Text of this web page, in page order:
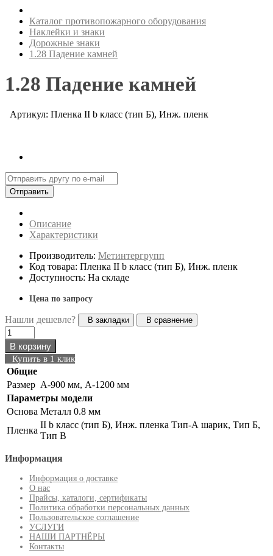
Каталог противопожарного оборудования
Наклейки и знаки
Дорожные знаки
1.28 Падение камней
1.28 Падение камней
Артикул: Пленка II b класс (тип Б), Инж. пленк
Отправить
Описание
Характеристики
Производитель: Метинтергрупп
Код товара: Пленка II b класс (тип Б), Инж. пленк
Доступность: На складе
Цена по запросу
Нашли дешевле? В закладки В сравнение
В корзину
Купить в 1 клик
Общие
Размер A-900 мм, А-1200 мм
Параметры модели
Основа Металл 0.8 мм
Пленка
II b класс (тип Б), Инж. пленка Тип-А шарик, Тип Б,
Тип В
Информация
Информация о доставке
О нас
Прайсы, каталоги, сертификаты
Политика обработки персональных данных
Пользовательское соглашение
УСЛУГИ
НАШИ ПАРТНЁРЫ
Контакты